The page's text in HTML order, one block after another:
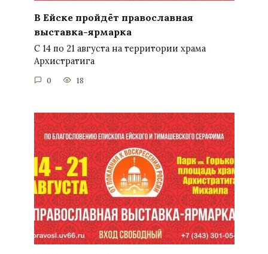
В Ейске пройдёт православная
выставка-ярмарка
С 14 по 21 августа на территории храма
Архистратига
0 18